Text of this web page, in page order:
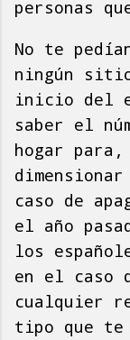
personas
No te
ningún
inicio del
saber el
hogar
caso de
el año
los
en el caso
cualquier
tipo que